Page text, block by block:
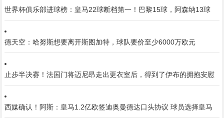
世界杯俱乐部进球榜：皇马22球断档第一！巴黎15球，阿森纳13球
德天空：哈努斯想要离开斯图加特，球队要价至少6000万欧元
止步半决赛！法国门将迈尼昂走出更衣室后，得到了伊布的拥抱安慰
西媒确认！阿斯：皇马1.2亿欧签迪奥曼德达口头协议 球员选择皇马